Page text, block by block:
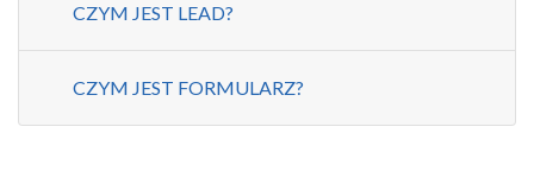
CZYM JEST LEAD?
CZYM JEST FORMULARZ?